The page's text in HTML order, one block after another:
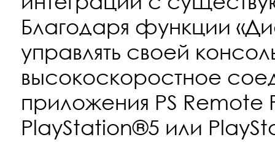
Благодаря функции
управлять своей
высокоскоростное
приложения PS Remote
PlayStation®5 или